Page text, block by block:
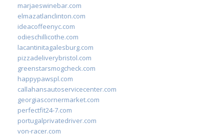
marjaeswinebar.com
elmazatlanclinton.com
ideacoffeenyc.com
odieschillicothe.com
lacantinitagalesburg.com
pizzadeliverybristol.com
greenstarsmogcheck.com
happypawspl.com
callahansautoservicecenter.com
georgiascornermarket.com
perfectfit24-7.com
portugalprivatedriver.com
von-racer.com